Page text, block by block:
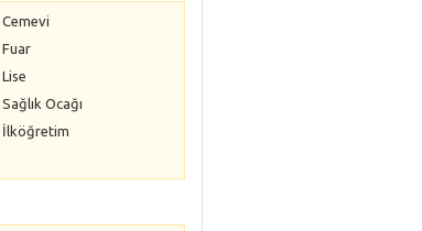
Cemevi
Fuar
Lise
Sağlık Ocağı
İlköğretim